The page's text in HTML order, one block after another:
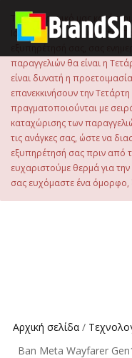
περιεχόμενο
Το ηλεκτρονικό μας
Ιουλίου 2026 μέχρι και την
εξυπηρέτησή σας, σας
παραγγελιών θα είναι η
είναι δυνατή η
επανεκκινήσουν την
πραγματοποιούνται με
καταχώρισης των
τις ανάγκες σας, ώστε να
εξυπηρέτησή σας πριν από
ευχαριστούμε θερμά για
σας ευχόμαστε ένα όμορφο,
Αρχική σελίδα/
Ban Meta Wayfarer